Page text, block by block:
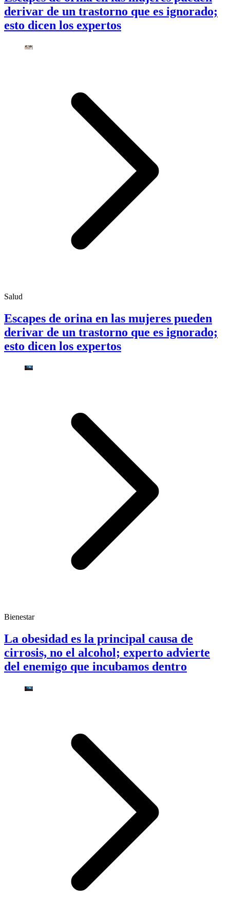
derivar de un trastorno que es ignorado;
esto dicen los expertos
Salud
Escapes de orina en las mujeres pueden
derivar de un trastorno que es ignorado;
esto dicen los expertos
Bienestar
La obesidad es la principal causa de
cirrosis, no el alcohol; experto advierte
del enemigo que incubamos dentro